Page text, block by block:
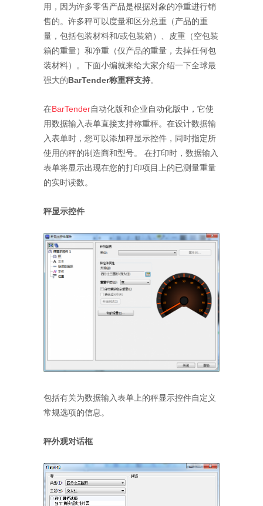
用，因为许多零售产品是根据对象的净重进行销
售的。许多秤可以度量和区分总重（产品的重
量，包括包装材料和/或包装箱）、皮重（空包装
箱的重量）和净重（仅产品的重量，去掉任何包
装材料）。下面小编就来给大家介绍一下全球最
强大的BarTender称重秤支持。
在BarTender自动化版和企业自动化版中，它使
用数据输入表单直接支持称重秤。在设计数据输
入表单时，您可以添加秤显示控件，同时指定所
使用的秤的制造商和型号。 在打印时，数据输入
表单将显示出现在您的打印项目上的已测量重量
的实时读数。
秤显示控件
包括有关为数据输入表单上的秤显示控件自定义
常规选项的信息。
秤外观对话框